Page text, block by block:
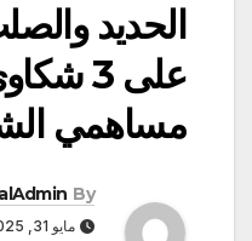
الحديد
على 3
مساهمي
By
مايو 31, 2025